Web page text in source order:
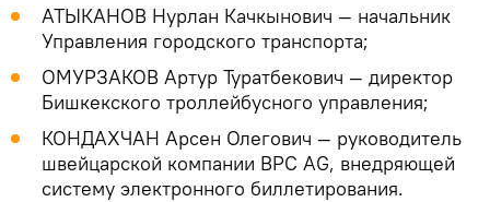
АТЫКАНОВ Нурлан Качкынович — начальник
Управления городского транспорта;
ОМУРЗАКОВ Артур Туратбекович — директор
Бишкекского троллейбусного управления;
КОНДАХЧАН Арсен Олегович — руководитель
швейцарской компании ВРС AG, внедряющей
систему электронного биллетирования.